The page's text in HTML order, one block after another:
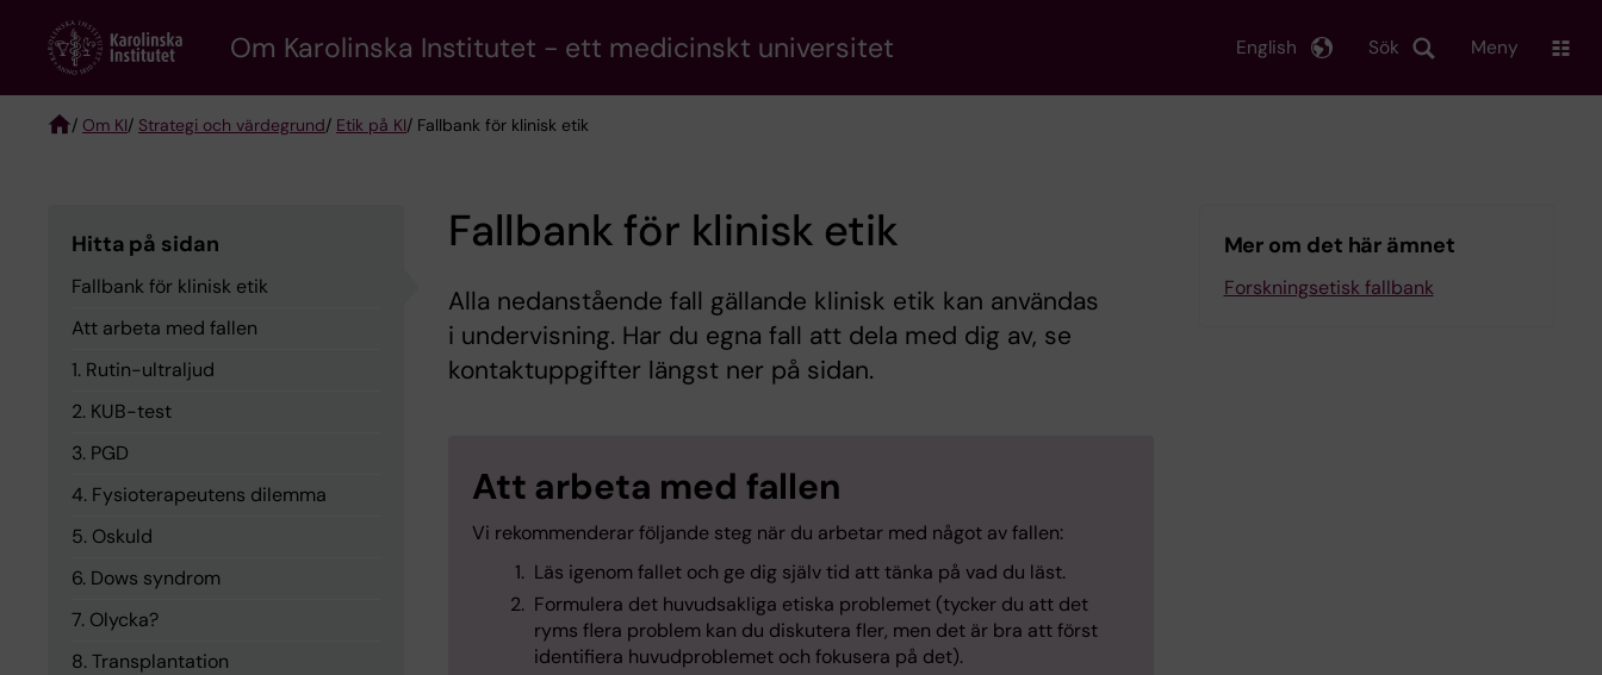
content
Om Karolinska Institutet - ett medicinskt universitet Sök
English Meny
/ Om KI/ Strategi och värdegrund/ Etik på KI/ Fallbank för klinisk etik
Hitta på sidan
Fallbank för klinisk etik
Att arbeta med fallen
1. Rutin-ultraljud
2. KUB-test
3. PGD
4. Fysioterapeutens dilemma
5. Oskuld
6. Dows syndrom
7. Olycka?
8. Transplantation
Fallbank för klinisk etik
Alla nedanstående fall gällande klinisk etik kan användas
i undervisning. Har du egna fall att dela med dig av, se
kontaktuppgifter längst ner på sidan.
Att arbeta med fallen
Vi rekommenderar följande steg när du arbetar med något av fallen:
Läs igenom fallet och ge dig själv tid att tänka på vad du läst.
Formulera det huvudsakliga etiska problemet (tycker du att det
ryms flera problem kan du diskutera fler, men det är bra att först
identifiera huvudproblemet och fokusera på det).
Mer om det här ämnet
Forskningsetisk fallbank